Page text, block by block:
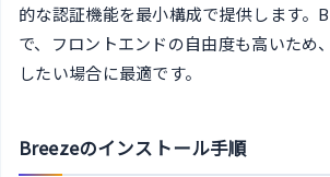
的な認証機能を最小構成で提供します。
で、フロントエンドの自由度も高いため
したい場合に最適です。
Breezeのインストール手順